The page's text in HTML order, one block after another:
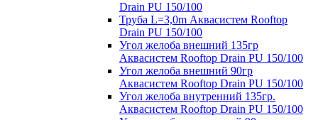
Drain PU 150/100
Труба L=3,0m Аквасистем Rooftop
Drain PU 150/100
Угол желоба внешний 135гр
Аквасистем Rooftop Drain PU 150/100
Угол желоба внешний 90гр
Аквасистем Rooftop Drain PU 150/100
Угол желоба внутренний 135гр.
Аквасистем Rooftop Drain PU 150/100